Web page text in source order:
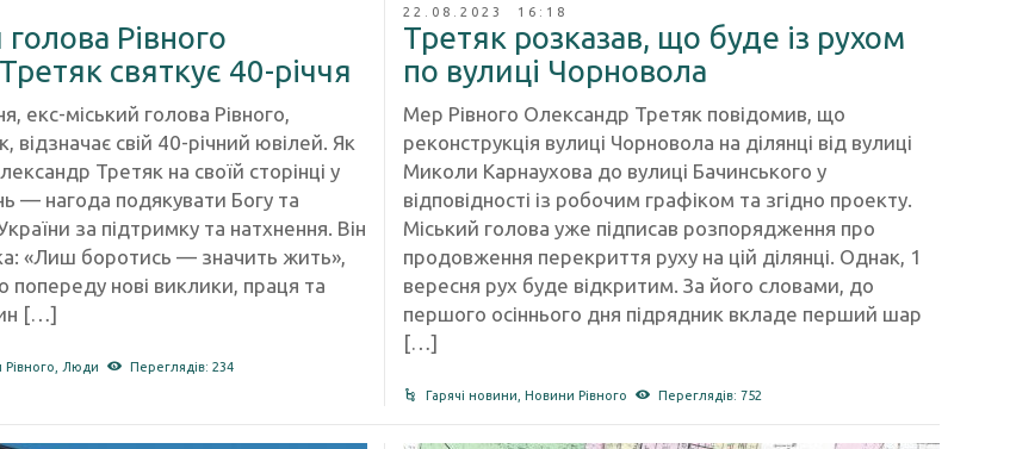
Рівного
святкує 40-річчя
екс-міський голова Рівного,
відзначає свій 40-річний ювілей. Як
Третяк на своїй сторінці у
— нагода подякувати Богу та
за підтримку та натхнення. Він
«Лиш боротись — значить жить»,
нові виклики, праця та
[…]
Люди Переглядів: 234
22.08.2023 16:18
Третяк розказав, що буде із рухом
по вулиці Чорновола
Мер Рівного Олександр Третяк повідомив, що
реконструкція вулиці Чорновола на ділянці від вулиці
Миколи Карнаухова до вулиці Бачинського у
відповідності із робочим графіком та згідно проекту.
Міський голова уже підписав розпорядження про
продовження перекриття руху на цій ділянці. Однак, 1
вересня рух буде відкритим. За його словами, до
першого осіннього дня підрядник вкладе перший шар
[…]
Гарячі новини ,Новини Рівного Переглядів: 752